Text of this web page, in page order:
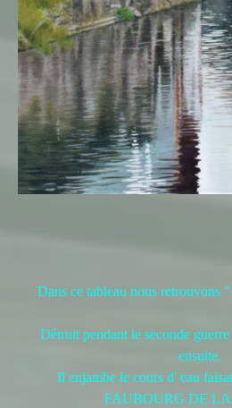
Dans ce tableau nous
Détruit pendant le seconde
ensuite.
Il enjambe le cours d' eau
FAUBOURG DE